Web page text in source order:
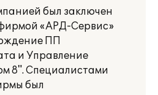
был заключен
«АРД-Сервис»
ПП
и Управление
8". Специалистами
был